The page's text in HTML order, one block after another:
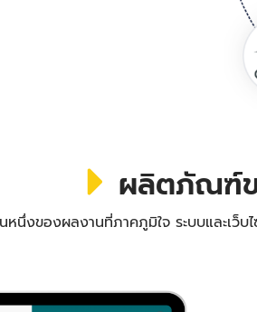
ผลิตภัณฑ์ข
หนึ่งของผลงานที่ภาคภูมิใจ ระบบและเว็บ